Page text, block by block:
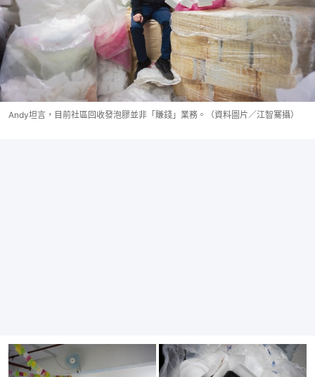
Andy坦言，目前社區回收發泡膠並非「賺錢」業務。（資料圖片／江智騫攝）